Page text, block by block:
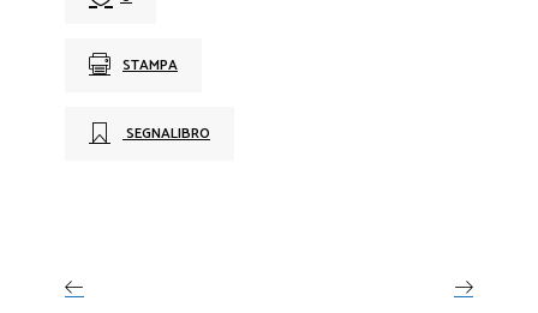
STAMPA
SEGNALIBRO